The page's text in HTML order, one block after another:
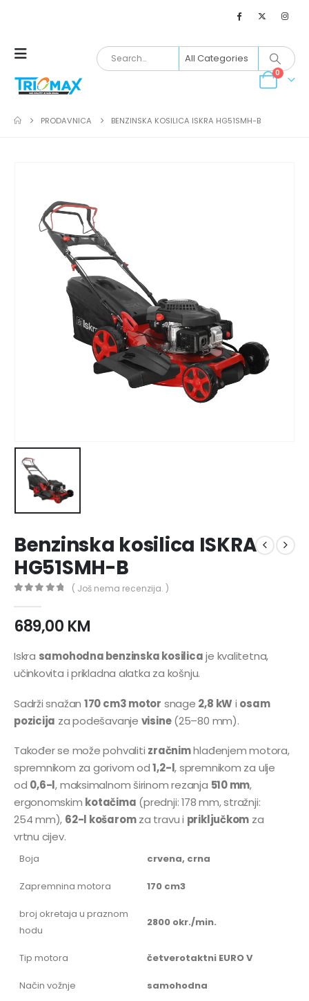
0
PRODAVNICA BENZINSKA KOSILICA ISKRA HG51SMH-B
Benzinska kosilica ISKRA
HG51SMH-B
( Još nema recenzija. )
689,00 KM
Iskra samohodna benzinska kosilicaje kvalitetna,
učinkovita i prikladna alatka za košnju.
Sadrži snažan 170 cm3 motor snage 2,8 kW i osam
pozicija za podešavanje visine(25–80 mm).
Također se može pohvaliti zračnimhlađenjem motora,
spremnikom za gorivom od1,2-l, spremnikom za ulje
od 0,6-l, maksimalnom širinom rezanja 510 mm,
ergonomskim kotačima (prednji: 178 mm, stražnji:
254 mm), 62-l košaromza travu i priključkom za
vrtnu cijev.
Boja crvena, crna
Zapremnina motora 170 cm3
broj okretaja u praznom
hodu
2800 okr./min.
Tip motora četverotaktni EURO V
Način vožnje samohodna